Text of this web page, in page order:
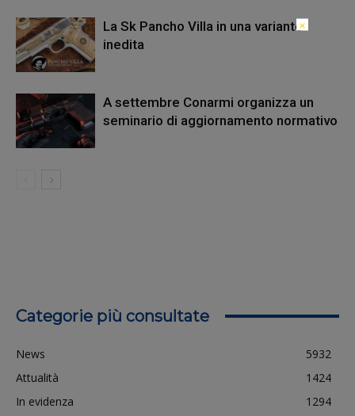
La Sk Pancho Villa in una variante
inedita
A settembre Conarmi organizza un
seminario di aggiornamento normativo
Categorie più consultate
News
5932
Attualità
1424
In evidenza
1294
×